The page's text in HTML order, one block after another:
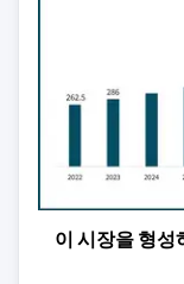
이 시장을 형성